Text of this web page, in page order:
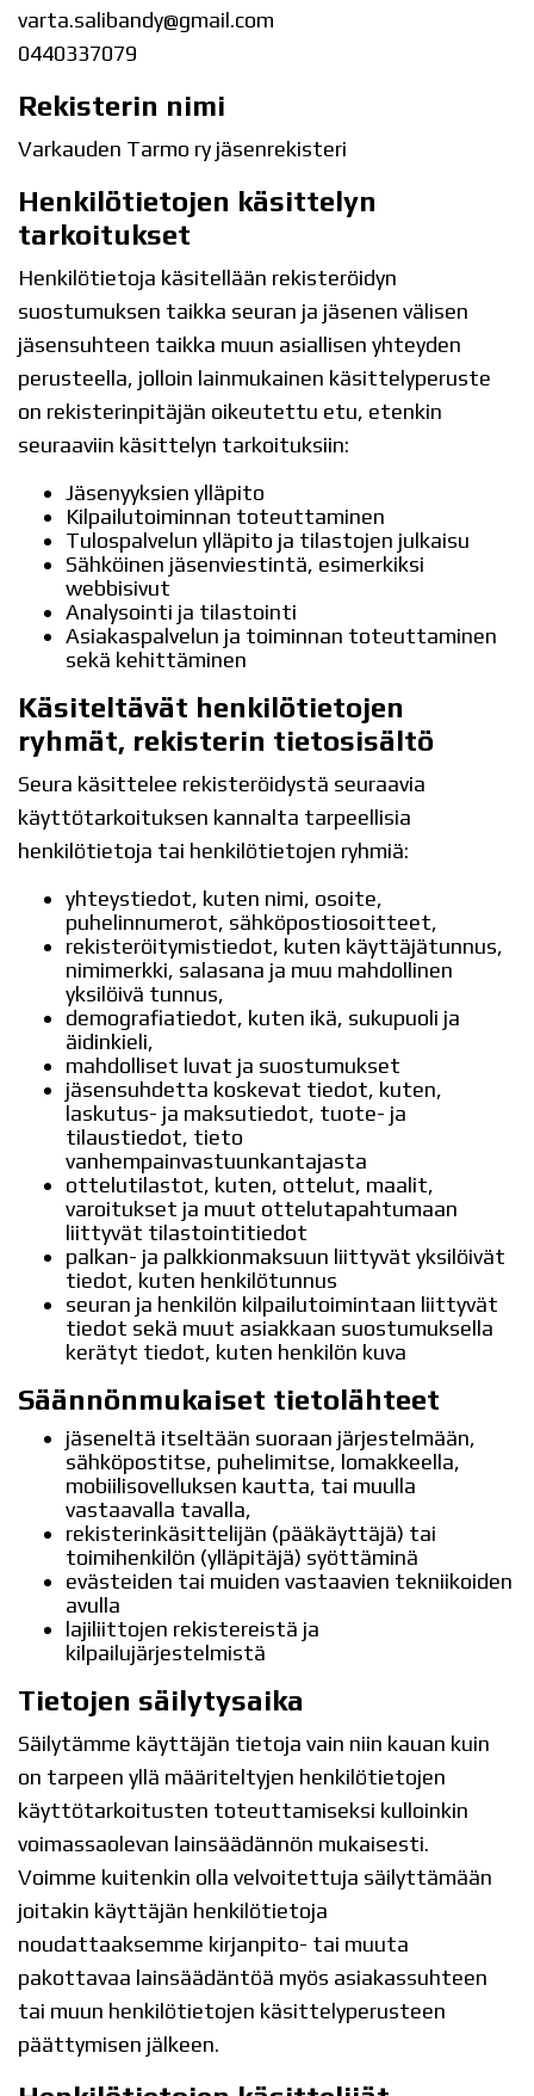
varta.salibandy@gmail.com
0440337079
Rekisterin nimi
Varkauden Tarmo ry jäsenrekisteri
Henkilötietojen käsittelyn
tarkoitukset
Henkilötietoja käsitellään rekisteröidyn
suostumuksen taikka seuran ja jäsenen välisen
jäsensuhteen taikka muun asiallisen yhteyden
perusteella, jolloin lainmukainen käsittelyperuste
on rekisterinpitäjän oikeutettu etu, etenkin
seuraaviin käsittelyn tarkoituksiin:
Jäsenyyksien ylläpito
Kilpailutoiminnan toteuttaminen
Tulospalvelun ylläpito ja tilastojen julkaisu
Sähköinen jäsenviestintä, esimerkiksi
webbisivut
Analysointi ja tilastointi
Asiakaspalvelun ja toiminnan toteuttaminen
sekä kehittäminen
Käsiteltävät henkilötietojen
ryhmät, rekisterin tietosisältö
Seura käsittelee rekisteröidystä seuraavia
käyttötarkoituksen kannalta tarpeellisia
henkilötietoja tai henkilötietojen ryhmiä:
yhteystiedot, kuten nimi, osoite,
puhelinnumerot, sähköpostiosoitteet,
rekisteröitymistiedot, kuten käyttäjätunnus,
nimimerkki, salasana ja muu mahdollinen
yksilöivä tunnus,
demografiatiedot, kuten ikä, sukupuoli ja
äidinkieli,
mahdolliset luvat ja suostumukset
jäsensuhdetta koskevat tiedot, kuten,
laskutus- ja maksutiedot, tuote- ja
tilaustiedot, tieto
vanhempainvastuunkantajasta
ottelutilastot, kuten, ottelut, maalit,
varoitukset ja muut ottelutapahtumaan
liittyvät tilastointitiedot
palkan- ja palkkionmaksuun liittyvät yksilöivät
tiedot, kuten henkilötunnus
seuran ja henkilön kilpailutoimintaan liittyvät
tiedot sekä muut asiakkaan suostumuksella
kerätyt tiedot, kuten henkilön kuva
Säännönmukaiset tietolähteet
jäseneltä itseltään suoraan järjestelmään,
sähköpostitse, puhelimitse, lomakkeella,
mobiilisovelluksen kautta, tai muulla
vastaavalla tavalla,
rekisterinkäsittelijän (pääkäyttäjä) tai
toimihenkilön (ylläpitäjä) syöttäminä
evästeiden tai muiden vastaavien tekniikoiden
avulla
lajiliittojen rekistereistä ja
kilpailujärjestelmistä
Tietojen säilytysaika
Säilytämme käyttäjän tietoja vain niin kauan kuin
on tarpeen yllä määriteltyjen henkilötietojen
käyttötarkoitusten toteuttamiseksi kulloinkin
voimassaolevan lainsäädännön mukaisesti.
Voimme kuitenkin olla velvoitettuja säilyttämään
joitakin käyttäjän henkilötietoja
noudattaaksemme kirjanpito- tai muuta
pakottavaa lainsäädäntöä myös asiakassuhteen
tai muun henkilötietojen käsittelyperusteen
päättymisen jälkeen.